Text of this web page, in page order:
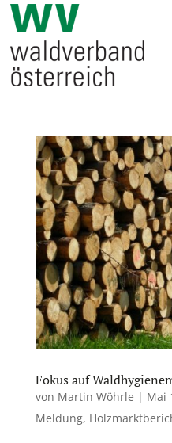
Fokus auf
von Martin Wöhrle | Mai
Meldung,